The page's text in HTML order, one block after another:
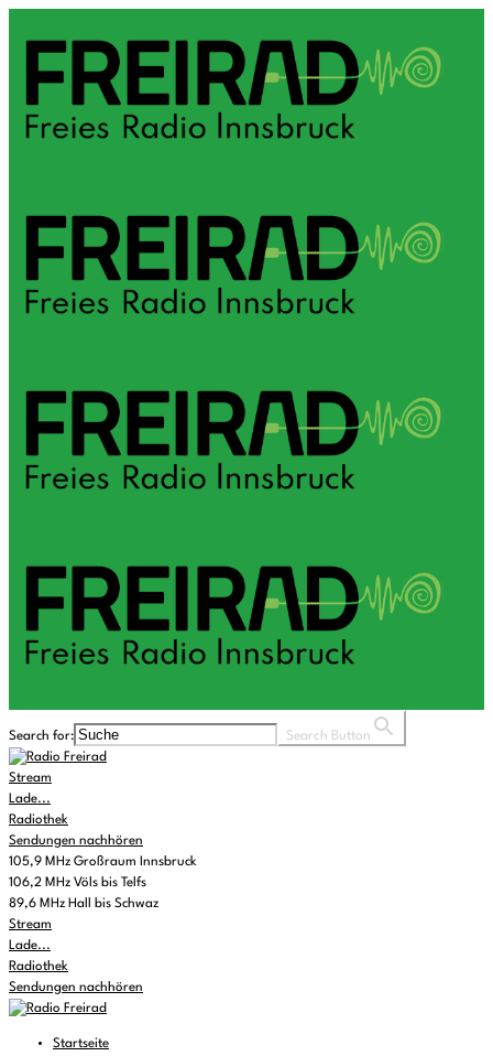
Search for: Search Button
Stream
Lade...
Radiothek
Sendungen nachhören
105,9 MHz Großraum Innsbruck
106,2 MHz Völs bis Telfs
89,6 MHz Hall bis Schwaz
Stream
Lade...
Radiothek
Sendungen nachhören
Startseite